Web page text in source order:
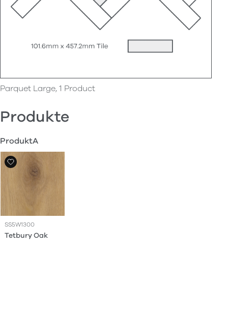
Parquet Large, 1 Product
Produkte
ProduktA
SS5W1300
Tetbury Oak